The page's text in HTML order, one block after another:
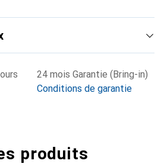
24 mois Garantie (Bring-in)
Conditions de garantie
produits